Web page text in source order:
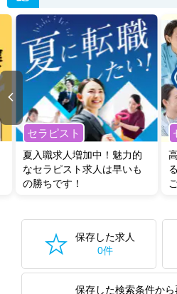
セラピスト
夏入職求人増加中！魅力的
なセラピスト求人は早いも
の勝ちです！
保存した求人
0件
保存した検索条件か